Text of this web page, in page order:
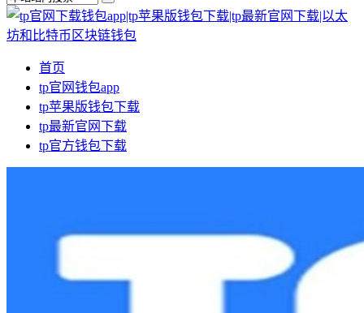
首页
tp官网钱包app
tp苹果版钱包下载
tp最新官网下载
tp官方钱包下载